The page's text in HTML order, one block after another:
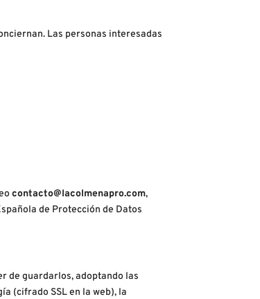
Las personas interesadas
contacto@lacolmenapro.com,
de Protección de Datos
de guardarlos, adoptando las
(cifrado SSL en la web), la